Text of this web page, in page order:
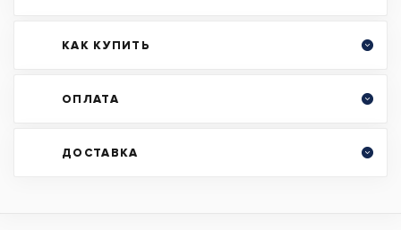
КАК КУПИТЬ
ОПЛАТА
ДОСТАВКА